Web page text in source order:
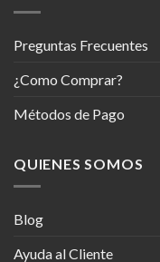
Preguntas Frecuentes
¿Como Comprar?
Métodos de Pago
QUIENES SOMOS
Blog
Ayuda al Cliente